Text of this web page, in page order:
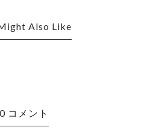
Also Like
0 コメント